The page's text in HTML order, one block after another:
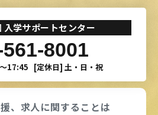
入学サポートセンター
8001
17:45 [定休日] 土・日・祝
、 求人に関することは